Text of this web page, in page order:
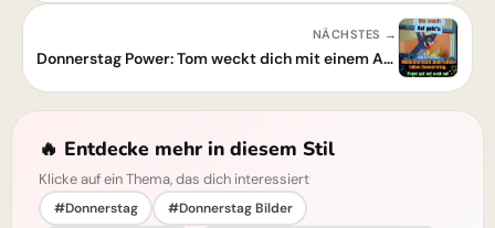
NÄCHSTES →
Donnerstag Power: Tom weckt dich mit einem Augenzwinkern! Fast Wochenende!
🔥 Entdecke mehr in diesem Stil
Klicke auf ein Thema, das dich interessiert
#Donnerstag
#Donnerstag Bilder